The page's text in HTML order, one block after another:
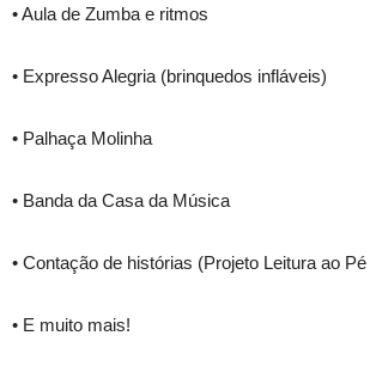
• Aula de Zumba e ritmos
• Expresso Alegria (brinquedos infláveis)
• Palhaça Molinha
• Banda da Casa da Música
• Contação de histórias (Projeto Leitura ao
• E muito mais!